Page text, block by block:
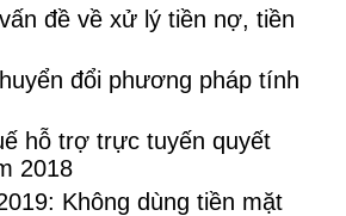
đề về xử lý tiền nợ, tiền
đổi phương pháp tính
hỗ trợ trực tuyến quyết
2018
Không dùng tiền mặt